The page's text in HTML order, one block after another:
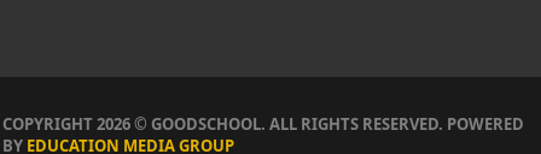
COPYRIGHT 2026 © GOODSCHOOL. ALL RIGHTS RESERVED. POWERED
BY EDUCATION MEDIA GROUP